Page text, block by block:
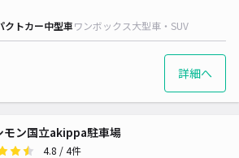
クトカー中型車ワンボックス大型車・SUV
詳細へ
モン国立akippa駐車場
4.8 / 4件